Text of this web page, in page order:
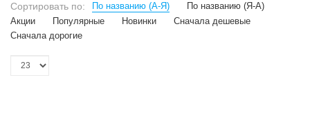
Сортировать по: По названию (А-Я)
По названию (Я-А)
Акции
Популярные Новинки
Сначала дешевые
Сначала дорогие